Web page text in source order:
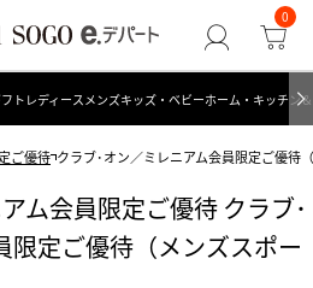
0
ト レディース メンズキッズ・ベビーホーム・キッチン
ご優待 クラブ･オン／ミレニアム会員限定ご優待
ム会員限定ご優待 クラブ･
限定ご優待（メンズスポー